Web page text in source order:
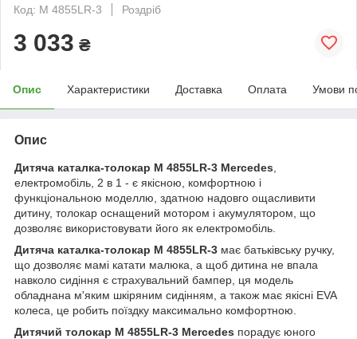
Код: M 4855LR-3
Роздріб
3 033 ₴
Опис Характеристики Доставка Оплата Умови
Опис
Дитяча каталка-толокар M 4855LR-3 Mercedes
електромобіль, 2 в 1 - є якісною, комфортною і
функціональною моделлю, здатною надовго ощасливити
дитину, толокар оснащений мотором і акумулятором, що
дозволяє використовувати його як електромобіль.
Дитяча каталка-толокар M 4855LR-3 має батьківську ручку,
що дозволяє мамі катати малюка, а щоб дитина не впала
навколо сидіння є страхувальний бампер, ця модель
обладнана м'яким шкіряним сидінням, а також має якісні EVA
колеса, це робить поїздку максимально комфортною.
Дитячий толокар M 4855LR-3 Mercedes порадує юного